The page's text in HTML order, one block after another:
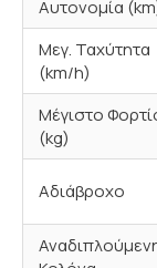
Αυτονομία
Μεγ. Ταχύτητα
(km/h)
Μέγιστο
(kg)
Αδιάβροχο